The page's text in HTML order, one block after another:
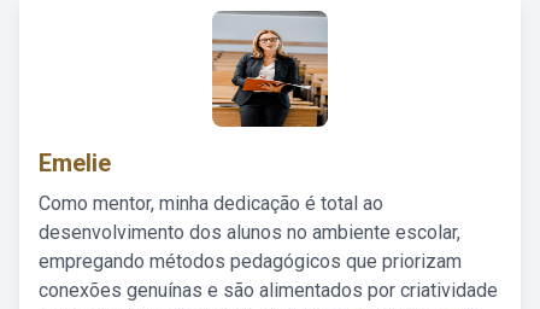
Emelie
Como mentor, minha dedicação é total ao
desenvolvimento dos alunos no ambiente escolar,
empregando métodos pedagógicos que priorizam
conexões genuínas e são alimentados por criatividade